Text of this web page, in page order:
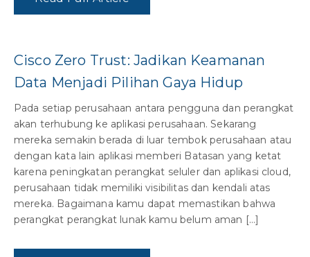
Cisco Zero Trust: Jadikan Keamanan
Data Menjadi Pilihan Gaya Hidup
Pada setiap perusahaan antara pengguna dan perangkat
akan terhubung ke aplikasi perusahaan. Sekarang
mereka semakin berada di luar tembok perusahaan atau
dengan kata lain aplikasi memberi Batasan yang ketat
karena peningkatan perangkat seluler dan aplikasi cloud,
perusahaan tidak memiliki visibilitas dan kendali atas
mereka. Bagaimana kamu dapat memastikan bahwa
perangkat perangkat lunak kamu belum aman […]